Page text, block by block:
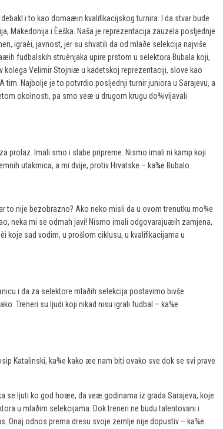
i to kao domaæin kvalifikacijskog turnira. I da stvar bude
Makedonija i Èeška. Naša je reprezentacija zauzela posljednje
igraèi, javnost, jer su shvatili da od mlaðe selekcija najviše
fudbalskih struènjaka upire prstom u selektora Bubala koji,
kolega Velimir Stojniæ u kadetskoj reprezentaciji, slove kao
tim. Najbolje je to potvrdio posljednji turnir juniora u Sarajevu, a
okolnosti, pa smo veæ u drugom krugu do¾ivljavali
prolaz. Imali smo i slabe pripreme. Nismo imali ni kamp koji
utakmica, a mi dvije, protiv Hrvatske – ka¾e Bubalo.
to nije bezobrazno? Ako neko misli da u ovom trenutku mo¾e
neka mi se odmah javi! Nismo imali odgovarajuæih zamjena,
koje sad vodim, u prošlom ciklusu, u kvalifikacijama u
i da za selektore mlaðih selekcija postavimo bivše
Treneri su ljudi koji nikad nisu igrali fudbal – ka¾e
Katalinski, ka¾e kako æe nam biti ovako sve dok se svi prave
ljuti ko god hoæe, da veæ godinama iz grada Sarajeva, koje
u mlaðim selekcijama. Dok treneri ne budu talentovani i
Onaj odnos prema dresu svoje zemlje nije dopustiv – ka¾e